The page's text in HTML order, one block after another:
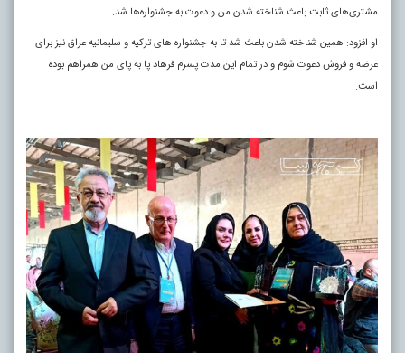
مشتری‌های ثابت باعث شناخته شدن من و دعوت به جشنواره‌ها شد.
او افزود: همین شناخته شدن باعث شد تا به جشنواره های ترکیه و سلیمانیه عراق نیز برای
عرضه و فروش دعوت شوم و در تمام این مدت پسرم فرهاد پا به پای من همراهم بوده
است.